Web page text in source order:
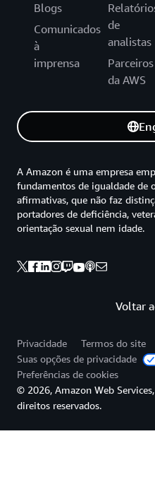
Blogs
Comunicados
à
imprensa
de
analistas
Parceiros
da AWS
Voltar
A Amazon é uma empresa
fundamentos de igualdade de
afirmativas, que não faz
portadores de deficiência,
orientação sexual nem idade.
Privacidade
Termos do site
Suas opções de privacidade
Preferências de cookies
© 2026, Amazon Web
direitos reservados.